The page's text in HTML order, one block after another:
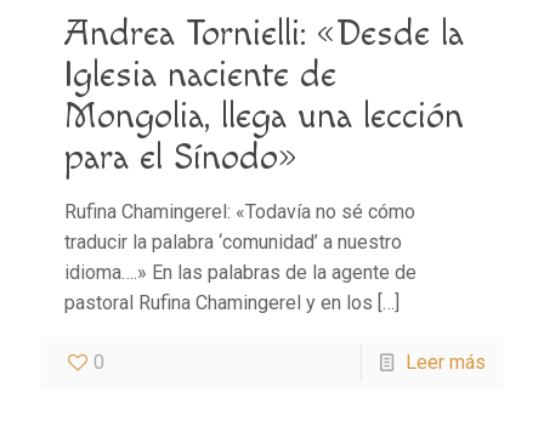
Andrea Tornielli: «Desde la
Iglesia naciente de
Mongolia, llega una lección
para el Sínodo»
Rufina Chamingerel: «Todavía no sé cómo
traducir la palabra ‘comunidad’ a nuestro
idioma….» En las palabras de la agente de
pastoral Rufina Chamingerel y en los […]
0 Leer más